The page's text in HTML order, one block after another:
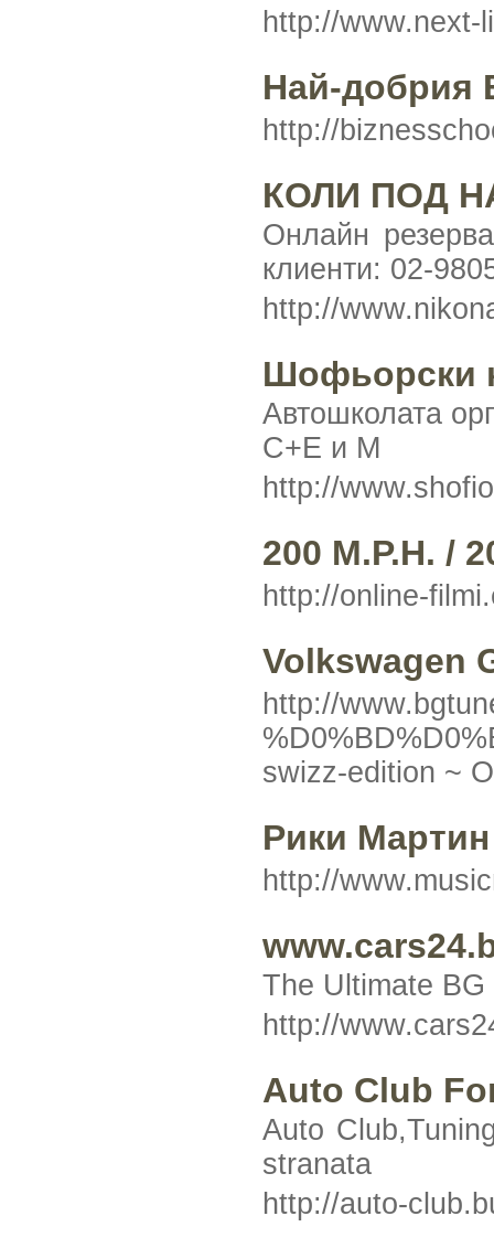
http://
Най-добрия
http://
КОЛИ ПОД
Онлайн
клиенти: 02-
http://
Шофьорски
Автошколата
C+E и M
http://
200 M.P.H. /
http://online-
Volkswagen
http://
swizz-edition ~
Рики
http://
The Ultimate
http://
Auto Club
Auto
stranata
http://auto-